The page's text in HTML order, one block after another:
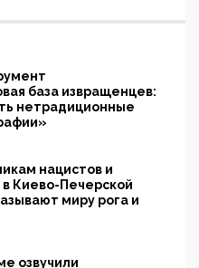
база извращенцев:
нетрадиционные
нацистов и
Киево-Печерской
миру рога и
озвучили